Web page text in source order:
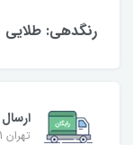
رنگدهی:
تهران 1ساعت و شهرستان 1روز